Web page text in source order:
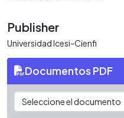
Publisher
Universidad Icesi-Cienfi
Documentos PDF